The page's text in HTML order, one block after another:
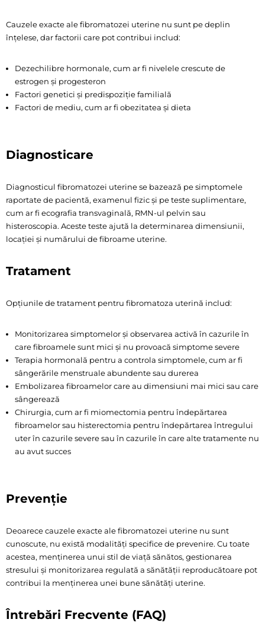
Cauzele exacte ale fibromatozei uterine nu sunt pe deplin
înțelese, dar factorii care pot contribui includ:
Dezechilibre hormonale, cum ar fi nivelele crescute de
estrogen și progesteron
Factori genetici și predispoziție familială
Factori de mediu, cum ar fi obezitatea și dieta
Diagnosticare
Diagnosticul fibromatozei uterine se bazează pe simptomele
raportate de pacientă, examenul fizic și pe teste suplimentare,
cum ar fi ecografia transvaginală, RMN-ul pelvin sau
histeroscopia. Aceste teste ajută la determinarea dimensiunii,
locației și numărului de fibroame uterine.
Tratament
Opțiunile de tratament pentru fibromatoza uterină includ:
Monitorizarea simptomelor și observarea activă în cazurile în
care fibroamele sunt mici și nu provoacă simptome severe
Terapia hormonală pentru a controla simptomele, cum ar fi
sângerările menstruale abundente sau durerea
Embolizarea fibroamelor care au dimensiuni mai mici sau care
sângerează
Chirurgia, cum ar fi miomectomia pentru îndepărtarea
fibroamelor sau histerectomia pentru îndepărtarea întregului
uter în cazurile severe sau în cazurile în care alte tratamente nu
au avut succes
Prevenție
Deoarece cauzele exacte ale fibromatozei uterine nu sunt
cunoscute, nu există modalități specifice de prevenire. Cu toate
acestea, menținerea unui stil de viață sănătos, gestionarea
stresului și monitorizarea regulată a sănătății reproducătoare pot
contribui la menținerea unei bune sănătăți uterine.
Întrebări Frecvente (FAQ)